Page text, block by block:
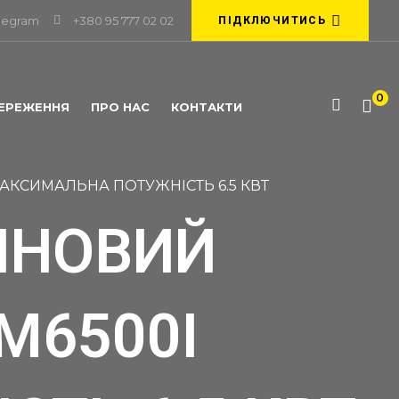
+380 95 777 02 02 ПІДКЛЮЧИТИСЬ
ПРО НАС КОНТАКТИ
0
ПОТУЖНІСТЬ 6.5 КВТ